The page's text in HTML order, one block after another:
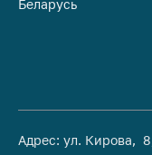
Беларусь
Адрес: ул. Кирова,